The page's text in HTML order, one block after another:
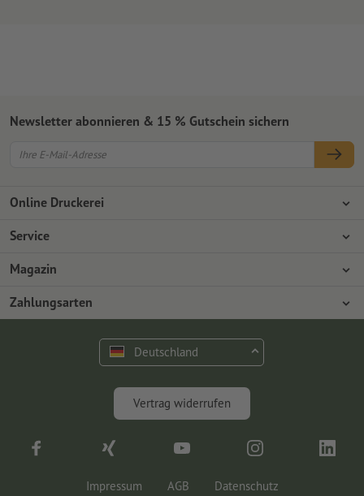
Online Druckerei
Über Onlineprinters
Presse
Umweltschutz
Service
Zahlungsarten
Versand
Magazin
Design
Zahlungsarten
Newsletter abonnieren & 15 % Gutschein sichern
Deutschland
Vertrag widerrufen
Impressum AGB Datenschutz